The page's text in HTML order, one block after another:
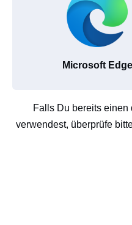
Microsoft Edge
Falls Du bereits
verwendest, überprüfe